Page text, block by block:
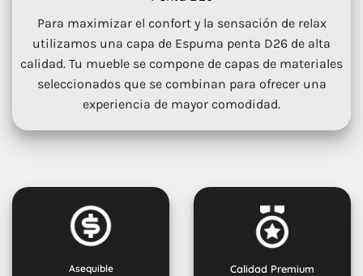
Para maximizar el confort y la sensación de relax
utilizamos una capa de Espuma penta D26 de alta
calidad. Tu mueble se compone de capas de materiales
seleccionados que se combinan para ofrecer una
experiencia de mayor comodidad.
Asequible Calidad Premium